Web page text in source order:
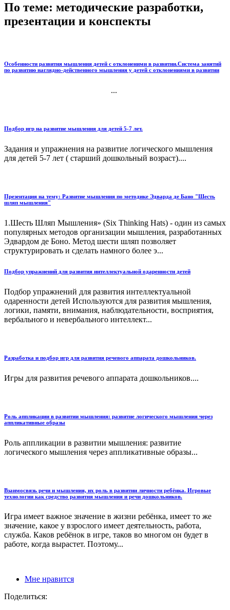
По теме: методические разработки,
презентации и конспекты
Особенности развития мышления детей с отклоненими в развитии.Система занятий
по развитию наглядно-действенного мышления у детей с отклонениями в развитии
...
Подбор игр на развитие мышления для детей 5-7 лет.
Задания и упражнения на развитие логического мышления
для детей 5-7 лет ( старший дошкольный возраст)....
Презентация на тему: Развитие мышления по методике Эдварда де Бано "Шесть
шляп мышления"
1.Шесть Шляп Мышления» (Six Thinking Hats) - один из самых
популярных методов организации мышления, разработанных
Эдвардом де Боно. Метод шести шляп позволяет
структурировать и сделать намного более э...
Подбор упражнений для развития интеллектуальной одаренности детей
Подбор упражнений для развития интеллектуальной
одаренности детей Используются для развития мышления,
логики, памяти, внимания, наблюдательности, восприятия,
вербального и невербального интеллект...
Разработка и подбор игр для развития речевого аппарата дошкольников.
Игры для развития речевого аппарата дошкольников....
Роль аппликации в развитии мышления: развитие логического мышления через
аппликативные образы
Роль аппликации в развитии мышления: развитие
логического мышления через аппликативные образы...
Взаимосвязь речи и мышления, их роль в развитии личности ребёнка. Игровые
технологии как средство развития мышления и речи дошкольников.
Игра имеет важное значение в жизни ребёнка, имеет то же
значение, какое у взрослого имеет деятельность, работа,
служба. Каков ребёнок в игре, таков во многом он будет в
работе, когда вырастет. Поэтому...
Мне нравится
Поделиться: